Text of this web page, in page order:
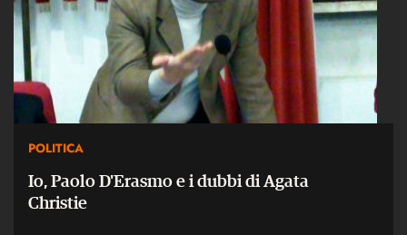
POLITICA
Io, Paolo D'Erasmo e i dubbi di Agata
Christie